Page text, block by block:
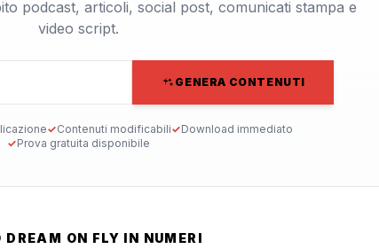
podcast, articoli, social post, comunicati stampa e
video script.
GENERA CONTENUTI
✓Contenuti modificabili✓Download immediato
✓Prova gratuita disponibile
DREAM ON FLY IN NUMERI